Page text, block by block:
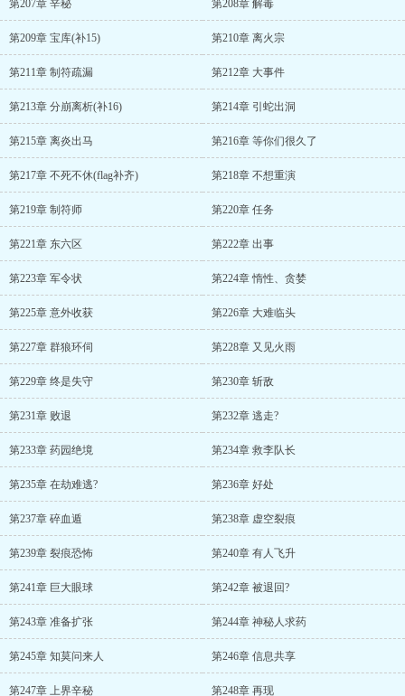
第207章 辛秘 第208章 解毒
第209章 宝库(补15) 第210章 离火宗
第211章 制符疏漏 第212章 大事件
第213章 分崩离析(补16) 第214章 引蛇出洞
第215章 离炎出马 第216章 等你们很久了
第217章 不死不休(flag补齐) 第218章 不想重演
第219章 制符师 第220章 任务
第221章 东六区 第222章 出事
第223章 军令状 第224章 惰性、贪婪
第225章 意外收获 第226章 大难临头
第227章 群狼环伺 第228章 又见火雨
第229章 终是失守 第230章 斩敌
第231章 败退 第232章 逃走?
第233章 药园绝境 第234章 救李队长
第235章 在劫难逃? 第236章 好处
第237章 碎血遁 第238章 虚空裂痕
第239章 裂痕恐怖 第240章 有人飞升
第241章 巨大眼球 第242章 被退回?
第243章 准备扩张 第244章 神秘人求药
第245章 知莫问来人 第246章 信息共享
第247章 上界辛秘 第248章 再现